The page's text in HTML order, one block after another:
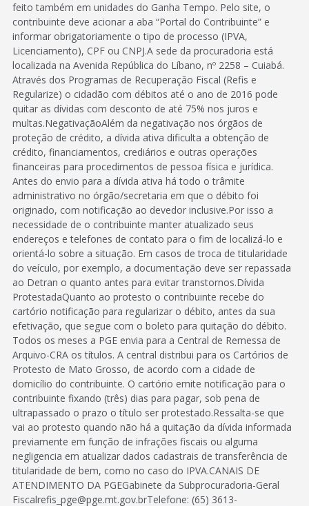
feito também em unidades do Ganha Tempo. Pelo site, o
contribuinte deve acionar a aba “Portal do Contribuinte” e
informar obrigatoriamente o tipo de processo (IPVA,
Licenciamento), CPF ou CNPJ.A sede da procuradoria está
localizada na Avenida República do Líbano, nº 2258 – Cuiabá.
Através dos Programas de Recuperação Fiscal (Refis e
Regularize) o cidadão com débitos até o ano de 2016 pode
quitar as dívidas com desconto de até 75% nos juros e
multas.NegativaçãoAlém da negativação nos órgãos de
proteção de crédito, a dívida ativa dificulta a obtenção de
crédito, financiamentos, crediários e outras operações
financeiras para procedimentos de pessoa física e jurídica.
Antes do envio para a dívida ativa há todo o trâmite
administrativo no órgão/secretaria em que o débito foi
originado, com notificação ao devedor inclusive.Por isso a
necessidade de o contribuinte manter atualizado seus
endereços e telefones de contato para o fim de localizá-lo e
orientá-lo sobre a situação. Em casos de troca de titularidade
do veículo, por exemplo, a documentação deve ser repassada
ao Detran o quanto antes para evitar transtornos.Dívida
ProtestadaQuanto ao protesto o contribuinte recebe do
cartório notificação para regularizar o débito, antes da sua
efetivação, que segue com o boleto para quitação do débito.
Todos os meses a PGE envia para a Central de Remessa de
Arquivo-CRA os títulos. A central distribui para os Cartórios de
Protesto de Mato Grosso, de acordo com a cidade de
domicílio do contribuinte. O cartório emite notificação para o
contribuinte fixando (três) dias para pagar, sob pena de
ultrapassado o prazo o título ser protestado.Ressalta-se que
vai ao protesto quando não há a quitação da dívida informada
previamente em função de infrações fiscais ou alguma
negligencia em atualizar dados cadastrais de transferência de
titularidade de bem, como no caso do IPVA.CANAIS DE
ATENDIMENTO DA PGEGabinete da Subprocuradoria-Geral
Fiscalrefis_pge@pge.mt.gov.brTelefone: (65) 3613-